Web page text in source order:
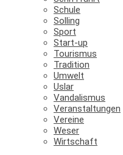
Schule
Solling
Sport
Start-up
Tourismus
Tradition
Umwelt
Uslar
Vandalismus
Veranstaltungen
Vereine
Weser
Wirtschaft